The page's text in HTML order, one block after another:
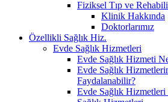
Fiziksel Tıp ve
Klinik Hakkında
Doktorlarımız
Özellikli Sağlık Hiz.
Evde Sağlık Hizmetleri
Evde Sağlık Hizmeti
Evde Sağlık
Faydalanabilir?
Evde Sağlık Hizmetleri